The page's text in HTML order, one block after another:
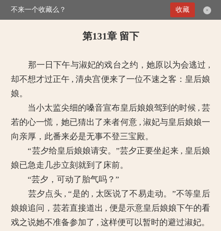
>媚倾天下：妖孽王爷别乱来 第131章 留下
第131章 留下
那一日下午与淑妃的戏台之约，她原以为会逃过 ,
却不想才过正午 , 清央宫便来了一位不速之客：皇后娘
娘。
当小太监尖细的嗓音宣布皇后娘娘驾到的时候 , 芸
若的心一慌，她已猜出了来者何意 , 淑妃与皇后娘娘一
向亲厚，此番来必是无事不登三宝殿。
“芸夕给皇后娘娘请安。”芸夕正要坐起来 , 皇后娘
娘已急走几步立刻就到了床前。
“芸夕，可动了胎气吗？”
芸夕点头 , “是的 , 太医说了不易走动。”不等皇后
娘娘追问，芸若直接道出 , 便是示意皇后娘娘下午的看
戏之说她不准备参加了 , 这样便可以暂时的避过淑妃。
不来一个收藏么？ ×
收藏